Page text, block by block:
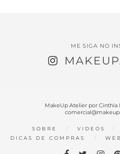
ME SIGA NO
MakeUp Atelier por Cinthia
SOBRE VIDEOS
DICAS DE COMPRAS